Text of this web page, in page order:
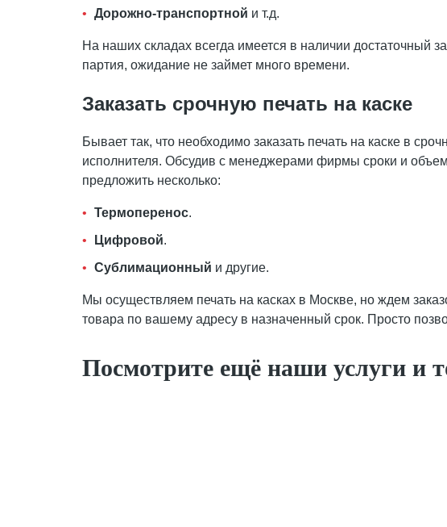
Дорожно-транспортной и т.д.
На наших складах всегда имеется в наличии достаточный
партия, ожидание не займет много времени.
Заказать срочную печать на каске
Бывает так, что необходимо заказать печать на каске в
исполнителя. Обсудив с менеджерами фирмы сроки и
предложить несколько:
Термоперенос.
Цифровой.
Сублимационный и другие.
Мы осуществляем печать на касках в Москве, но ждем
товара по вашему адресу в назначенный срок. Просто
Посмотрите ещё наши услуги и